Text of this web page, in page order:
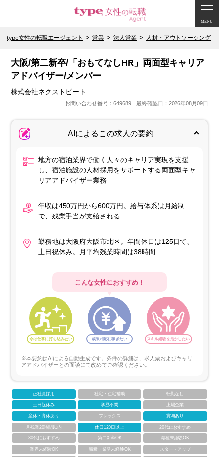
MENU
type女性の転職エージェント 営業 法人営業 人材・アウトソーシング
大阪/第二新卒/「おもてなしHR」両面型キャリア
アドバイザー/メンバー
株式会社ネクストビート
お問い合わせ番号：649689 最終確認日：2026年08月09日
AIによるこの求人の要約
地方の宿泊業界で働く人々のキャリア実現を支援
し、宿泊施設の人材採用をサポートする両面型キャ
リアアドバイザー業務
年収は450万円から600万円。給与体系は月給制
で、残業手当が支給される
勤務地は大阪府大阪市北区。年間休日は125日で、
土日祝休み。月平均残業時間は38時間
こんな女性におすすめ！
今は仕事に打ち込みたい 成果相応に稼ぎたい スキル経験を活かしたい
※本要約はAIによる自動生成です。条件の詳細は、求人票およびキャリ
アアドバイザーとの面談にて改めてご確認ください。
正社員採用 社宅・住宅補助 転勤なし
土日祝休み 学歴不問 上場企業
産休・育休あり フレックス 賞与あり
月残業20時間以内 休日120日以上 20代におすすめ
30代におすすめ 第二新卒OK 職種未経験OK
業界未経験OK 職種・業界未経験OK スタートアップ